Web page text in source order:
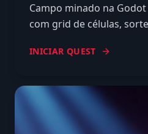
Campo minado na
com grid de células,
cronômetro.
INICIAR QUEST